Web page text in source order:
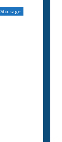
Stockage